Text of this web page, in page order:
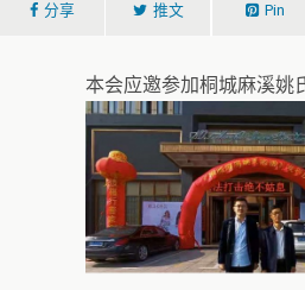
分享 推文 Pin
本会应邀参加桐城麻溪姚